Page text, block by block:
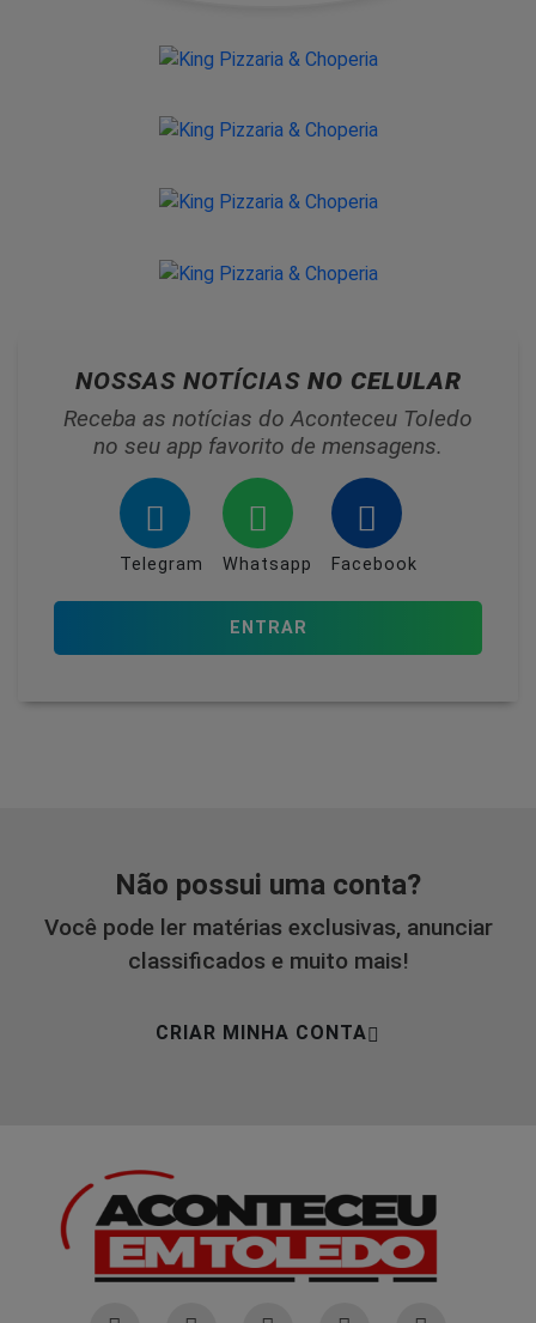
NOSSAS NOTÍCIAS NO CELULAR
Receba as notícias do Aconteceu Toledo
no seu app favorito de mensagens.
Telegram Whatsapp Facebook
ENTRAR
Não possui uma conta?
Você pode ler matérias exclusivas, anunciar
classificados e muito mais!
CRIAR MINHA CONTA